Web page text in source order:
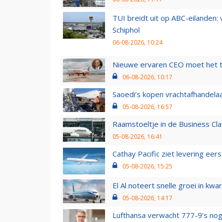
TUI breidt uit op ABC-
Schiphol
06-08-2026, 10:24
Nieuwe ervaren CEO moet het
06-08-2026, 10:17
Saoedi’s kopen
05-08-2026, 16:57
Raamstoeltje in de Business
05-08-2026, 16:41
Cathay Pacific ziet levering
05-08-2026, 15:25
El Al noteert snelle groei in
05-08-2026, 14:17
Lufthansa verwacht 777-9’s